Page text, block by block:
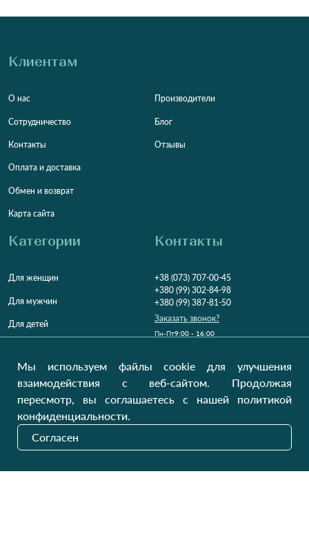
Клиентам
О нас
Сотрудничество
Контакты
Оплата и доставка
Обмен и возврат
Карта сайта
Производители
Блог
Отзывы
Категории
Для женщин
Для мужчин
Для детей
Контакты
+38 (073) 707-00-45
+380 (99) 302-84-98
+380 (99) 387-81-50
Заказать звонок?
Пн-Пт9:00 - 16:00
Україна, Луцьк, 43000
Наши обновления
Отправить
Мы используем файлы cookie для улучшения
взаимодействия с веб-сайтом. Продолжая
пересмотр, вы соглашаетесь с нашей политикой
конфиденциальности.
Согласен